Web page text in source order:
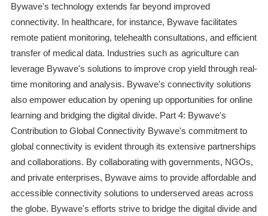
Bywave's technology extends far beyond improved
connectivity. In healthcare, for instance, Bywave facilitates
remote patient monitoring, telehealth consultations, and efficient
transfer of medical data. Industries such as agriculture can
leverage Bywave's solutions to improve crop yield through real-
time monitoring and analysis. Bywave's connectivity solutions
also empower education by opening up opportunities for online
learning and bridging the digital divide. Part 4: Bywave's
Contribution to Global Connectivity Bywave's commitment to
global connectivity is evident through its extensive partnerships
and collaborations. By collaborating with governments, NGOs,
and private enterprises, Bywave aims to provide affordable and
accessible connectivity solutions to underserved areas across
the globe. Bywave's efforts strive to bridge the digital divide and